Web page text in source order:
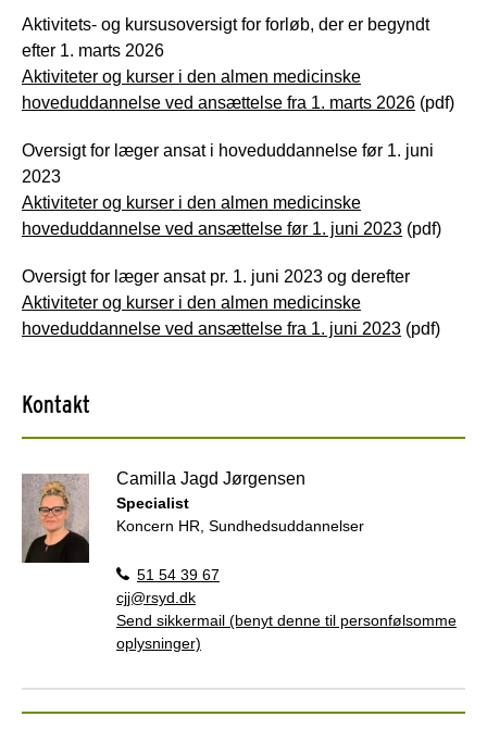
Aktivitets- og kursusoversigt for forløb, der er begyndt
efter 1. marts 2026
Aktiviteter og kurser i den almen medicinske
hoveduddannelse ved ansættelse fra 1. marts 2026 (pdf)
Oversigt for læger ansat i hoveduddannelse før 1. juni
2023
Aktiviteter og kurser i den almen medicinske
hoveduddannelse ved ansættelse før 1. juni 2023 (pdf)
Oversigt for læger ansat pr. 1. juni 2023 og derefter
Aktiviteter og kurser i den almen medicinske
hoveduddannelse ved ansættelse fra 1. juni 2023 (pdf)
Kontakt
Camilla Jagd Jørgensen
Specialist
Koncern HR, Sundhedsuddannelser
51 54 39 67
cjj@rsyd.dk
Send sikkermail (benyt denne til personfølsomme
oplysninger)